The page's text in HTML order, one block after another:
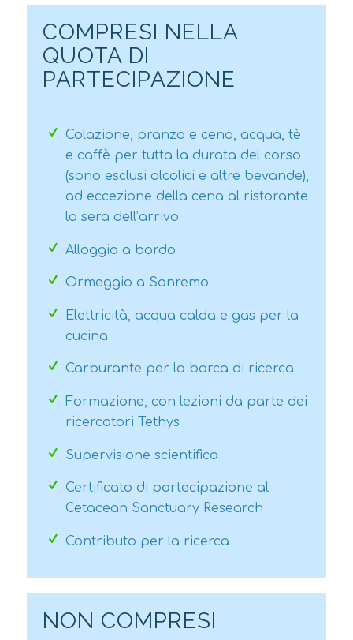
COMPRESI NELLA
QUOTA DI
PARTECIPAZIONE
Colazione, pranzo e cena, acqua, tè
e caffè per tutta la durata del corso
(sono esclusi alcolici e altre bevande),
ad eccezione della cena al ristorante
la sera dell’arrivo
Alloggio a bordo
Ormeggio a Sanremo
Elettricità, acqua calda e gas per la
cucina
Carburante per la barca di ricerca
Formazione, con lezioni da parte dei
ricercatori Tethys
Supervisione scientifica
Certificato di partecipazione al
Cetacean Sanctuary Research
Contributo per la ricerca
NON COMPRESI